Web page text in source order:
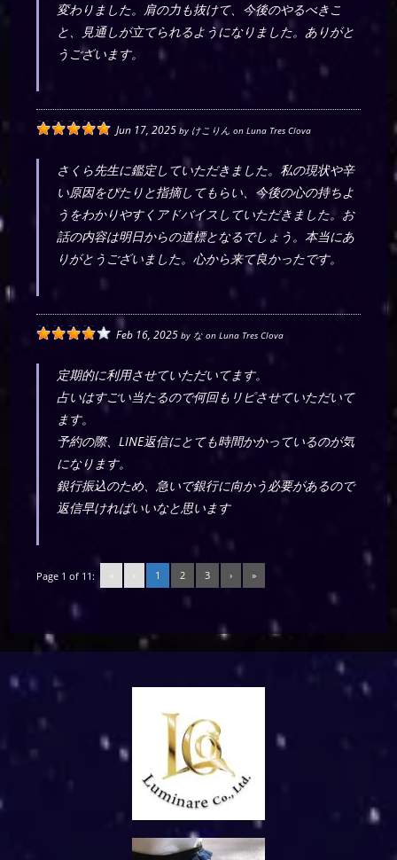
変わりました。肩の力も抜けて、今後のやるべきこ
と、見通しが立てられるようになりました。ありがと
うございます。
Jun 17, 2025 by けこりん onLuna Tres Clova
さくら先生に鑑定していただきました。私の現状や辛
い原因をぴたりと指摘してもらい、今後の心の持ちよ
うをわかりやすくアドバイスしていただきました。お
話の内容は明日からの道標となるでしょう。本当にあ
りがとうございました。心から来て良かったです。
Feb 16, 2025 by な onLuna Tres Clova
定期的に利用させていただいてます。
占いはすごい当たるので何回もリピさせていただいて
ます。
予約の際、LINE返信にとても時間かかっているのが気
になります。
銀行振込のため、急いで銀行に向かう必要があるので
返信早ければいいなと思います
Page 1 of 11: « ‹ 1 2 3 › »